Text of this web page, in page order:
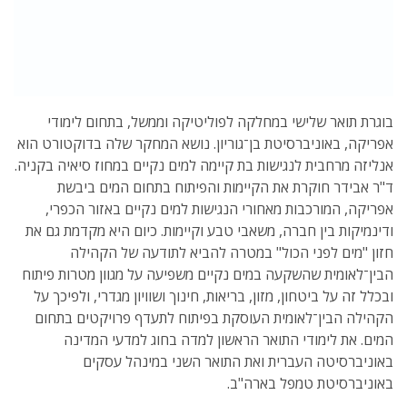
בוגרת תואר שלישי במחלקה לפוליטיקה וממשל, בתחום לימודי
אפריקה, באוניברסיטת בן־גוריון. נושא המחקר שלה בדוקטורט הוא
אנליזה מרחבית לנגישות בת קיימה למים נקיים במחוז סיאיה בקניה.
ד"ר אבידר חוקרת את הקיימות והפיתוח בתחום המים ביבשת
אפריקה, המורכבות מאחורי הנגישות למים נקיים באזור הכפרי,
ודינמיקות בין חברה, משאבי טבע וקיימות. כיום היא מקדמת גם את
חזון "מים לפני הכול" במטרה להביא לתודעה של הקהילה
הבין־לאומית שהשקעה במים נקיים משפיעה על מגוון מטרות פיתוח
ובכלל זה על ביטחון, מזון, בריאות, חינוך ושוויון מגדרי, ולפיכך על
הקהילה הבין־לאומית העוסקת בפיתוח לתעדף פרויקטים בתחום
המים. את לימודי התואר הראשון למדה בחוג למדעי המדינה
באוניברסיטה העברית ואת התואר השני במינהל עסקים
באוניברסיטת טמפל בארה"ב.